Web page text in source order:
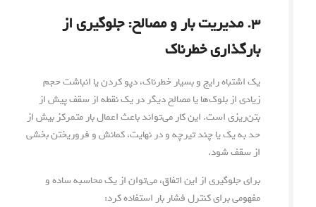
۳. مدیریت بار و مصالح: جلوگیری از
بارگذاری خطرناک
یک اشتباه رایج و بسیار خطرناک، دپو کردن یا انباشت حجم
زیادی از بلوک‌ها یا مصالح دیگر در یک نقطه از سقف پیش از
بتن‌ریزی است. این کار می‌تواند باعث اعمال بار متمرکز بیش از
حد به یک یا چند تیرچه و در نهایت، کمانش و فروریختن بخشی
از سقف شود.
برای جلوگیری از این اتفاق، می‌توان از یک محاسبه ساده و
مفهومی برای کنترل فشار بار استفاده کرد: